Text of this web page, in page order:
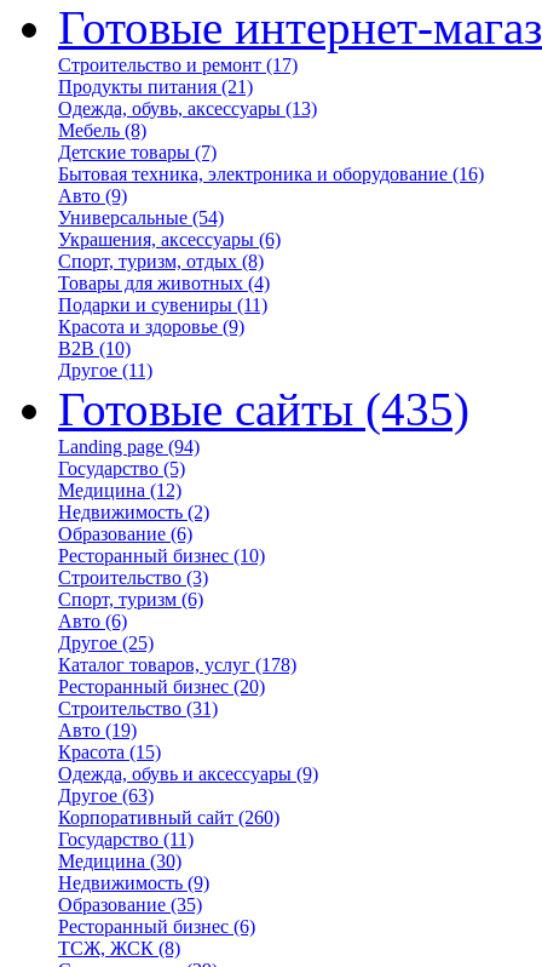
Готовые интернет-
Строительство и ремонт (17)
Продукты питания (21)
Одежда, обувь, аксессуары (13)
Мебель (8)
Детские товары (7)
Бытовая техника, электроника и оборудование (16)
Авто (9)
Универсальные (54)
Украшения, аксессуары (6)
Спорт, туризм, отдых (8)
Товары для животных (4)
Подарки и сувениры (11)
Красота и здоровье (9)
B2B (10)
Другое (11)
Готовые сайты (435)
Landing page (94)
Государство (5)
Медицина (12)
Недвижимость (2)
Образование (6)
Ресторанный бизнес (10)
Строительство (3)
Спорт, туризм (6)
Авто (6)
Другое (25)
Каталог товаров, услуг (178)
Ресторанный бизнес (20)
Строительство (31)
Авто (19)
Красота (15)
Одежда, обувь и аксессуары (9)
Другое (63)
Корпоративный сайт (260)
Государство (11)
Медицина (30)
Недвижимость (9)
Образование (35)
Ресторанный бизнес (6)
ТСЖ, ЖСК (8)